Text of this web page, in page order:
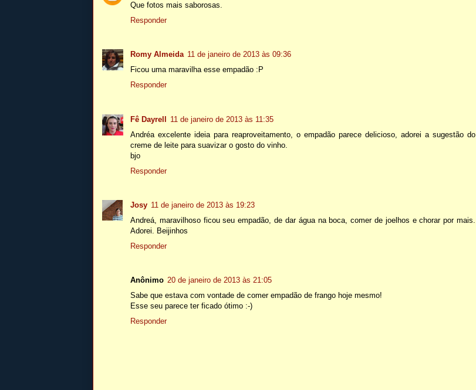
Que fotos mais saborosas.
Responder
Romy Almeida 11 de janeiro de 2013 às 09:36
Ficou uma maravilha esse empadão :P
Responder
Fê Dayrell 11 de janeiro de 2013 às 11:35
Andréa excelente ideia para reaproveitamento, o empadão parece delicioso, adorei a sugestão do
creme de leite para suavizar o gosto do vinho.
bjo
Responder
Josy 11 de janeiro de 2013 às 19:23
Andreá, maravilhoso ficou seu empadão, de dar água na boca, comer de joelhos e chorar por mais.
Adorei. Beijinhos
Responder
Anônimo 20 de janeiro de 2013 às 21:05
Sabe que estava com vontade de comer empadão de frango hoje mesmo!
Esse seu parece ter ficado ótimo :-)
Responder